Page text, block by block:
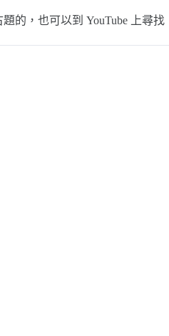
的，也可以到 YouTube 上尋找